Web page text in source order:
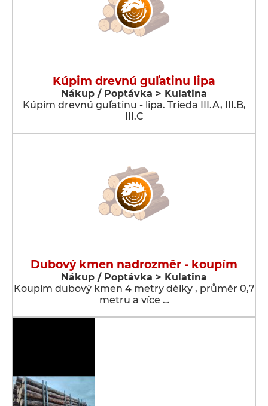
Kúpim drevnú guľatinu lipa
Nákup / Poptávka > Kulatina
Kúpim drevnú guľatinu - lipa. Trieda III.A, III.B,
III.C
Dubový kmen nadrozměr - koupím
Nákup / Poptávka > Kulatina
Koupím dubový kmen 4 metry délky , průměr 0,7
metru a více …